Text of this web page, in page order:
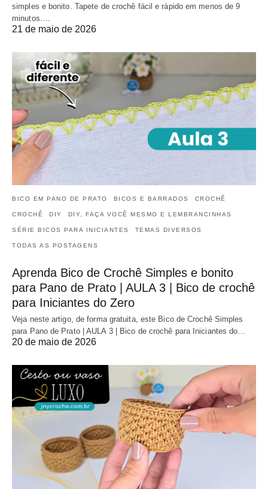
simples e bonito. Tapete de crochê fácil e rápido em menos de 9
minutos.…
21 de maio de 2026
BICO EM PANO DE PRATO BICOS E BARRADOS CROCHÊ
CROCHÊ DIY DIY, FAÇA VOCÊ MESMO E LEMBRANCINHAS
SÉRIE BICOS PARA INICIANTES TEMAS DIVERSOS
TODAS AS POSTAGENS
Aprenda Bico de Crochê Simples e bonito
para Pano de Prato | AULA 3 | Bico de crochê
para Iniciantes do Zero
Veja neste artigo, de forma gratuita, este Bico de Crochê Simples
para Pano de Prato | AULA 3 | Bico de crochê para Iniciantes do…
20 de maio de 2026